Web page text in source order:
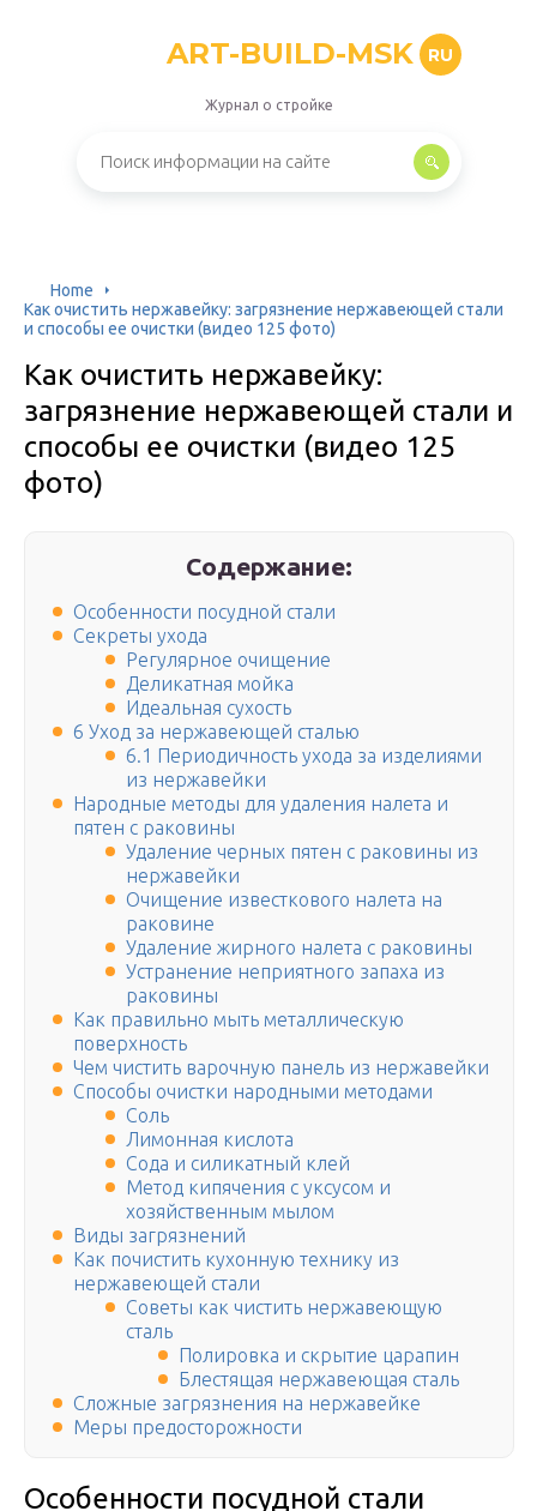
ART-BUILD-MSK RU
Журнал о стройке
Home
Как очистить нержавейку: загрязнение нержавеющей стали
и способы ее очистки (видео 125 фото)
Как очистить нержавейку:
загрязнение нержавеющей стали и
способы ее очистки (видео 125
фото)
Содержание:
Особенности посудной стали
Секреты ухода
Регулярное очищение
Деликатная мойка
Идеальная сухость
6 Уход за нержавеющей сталью
6.1 Периодичность ухода за изделиями
из нержавейки
Народные методы для удаления налета и
пятен с раковины
Удаление черных пятен с раковины из
нержавейки
Очищение известкового налета на
раковине
Удаление жирного налета с раковины
Устранение неприятного запаха из
раковины
Как правильно мыть металлическую
поверхность
Чем чистить варочную панель из нержавейки
Способы очистки народными методами
Соль
Лимонная кислота
Сода и силикатный клей
Метод кипячения с уксусом и
хозяйственным мылом
Виды загрязнений
Как почистить кухонную технику из
нержавеющей стали
Советы как чистить нержавеющую
сталь
Полировка и скрытие царапин
Блестящая нержавеющая сталь
Сложные загрязнения на нержавейке
Меры предосторожности
Особенности посудной стали